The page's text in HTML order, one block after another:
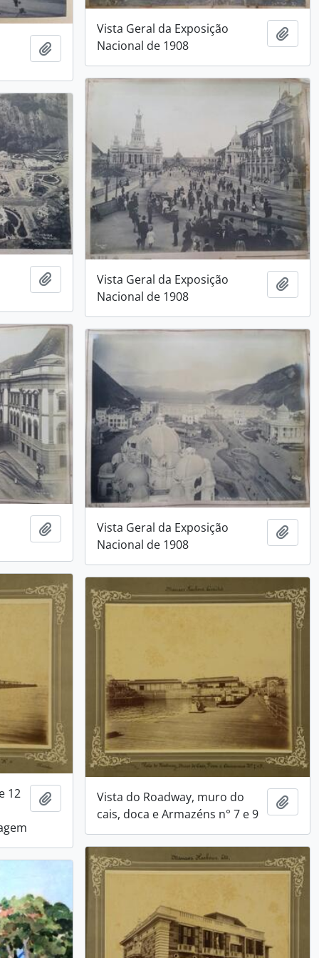
Adicionar a área de transferência
Vista Geral da Exposição
Nacional de 1908
Vista Geral da Exposição
Nacional de 1908
Adicionar a área de transferência
Adicionar a área de transferência
Vista Geral da Exposição
Nacional de 1908
12
Adicionar a área de transferência
Vista do Roadway, muro do
cais, doca e Armazéns n° 7 e 9